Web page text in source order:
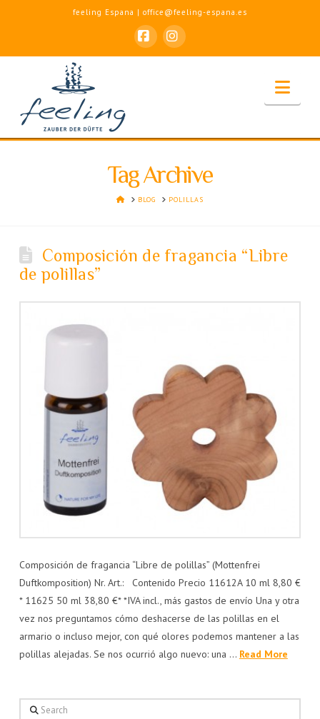
feeling Espana | office@feeling-espana.es
FacebookInstagram
Tag Archive
HOMEBLOG POLILLAS
Composición de fragancia “Libre
de polillas”
Composición de fragancia “Libre de polillas” (Mottenfrei
Duftkomposition) Nr. Art.: Contenido Precio 11612A 10 ml 8,80 €
* 11625 50 ml 38,80 €* *IVA incl., más gastos de envío Una y otra
vez nos preguntamos cómo deshacerse de las polillas en el
armario o incluso mejor, con qué olores podemos mantener a las
polillas alejadas. Se nos ocurrió algo nuevo: una … Read More
Search